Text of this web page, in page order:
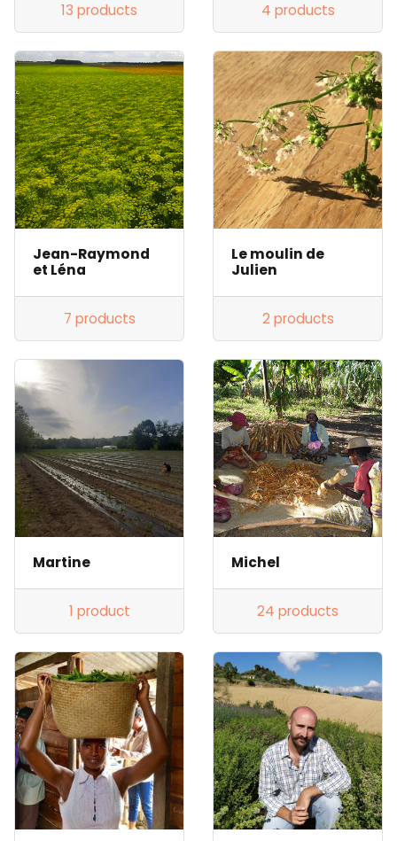
13 products 4 products
Jean-Raymond
et Léna
7 products
Le moulin de
Julien
2 products
Martine
1 product
Michel
24 products